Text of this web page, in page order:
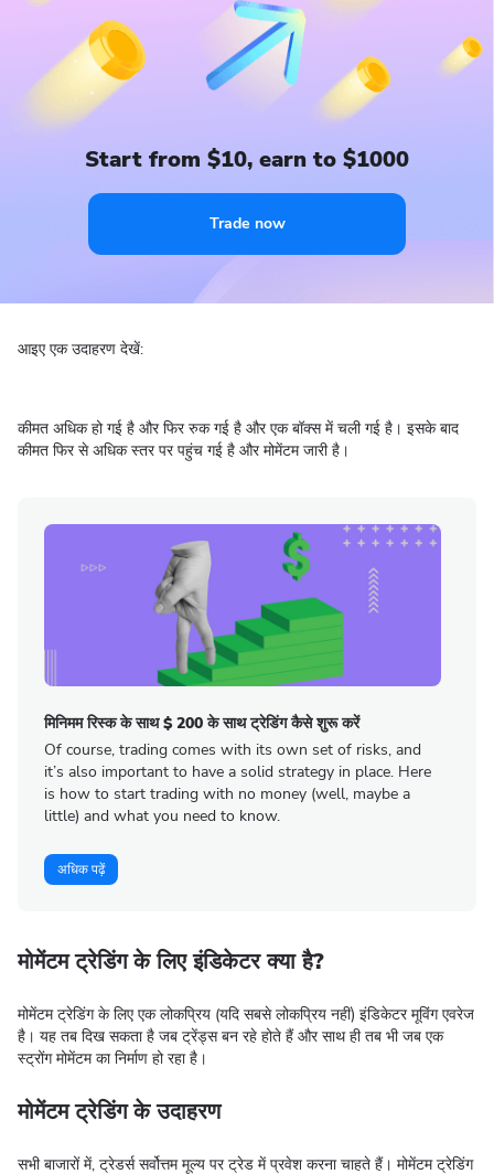
Start from $10, earn to $1000
Trade now
आइए एक उदाहरण देखें:
कीमत अधिक हो गई है और फिर रुक गई है और एक बॉक्स में चली गई है। इसके बाद
कीमत फिर से अधिक स्तर पर पहुंच गई है और मोमेंटम जारी है।
मिनिमम रिस्क के साथ $ 200 के साथ ट्रेडिंग कैसे शुरू करें
Of course, trading comes with its own set of risks, and
it’s also important to have a solid strategy in place. Here
is how to start trading with no money (well, maybe a
little) and what you need to know.
अधिक पढ़ें
मोमेंटम ट्रेडिंग के लिए इंडिकेटर क्या है?
मोमेंटम ट्रेडिंग के लिए एक लोकप्रिय (यदि सबसे लोकप्रिय नहीं) इंडिकेटर मूविंग एवरेज
है। यह तब दिख सकता है जब ट्रेंड्स बन रहे होते हैं और साथ ही तब भी जब एक
स्ट्रोंग मोमेंटम का निर्माण हो रहा है।
मोमेंटम ट्रेडिंग के उदाहरण
सभी बाजारों में, ट्रेडर्स सर्वोत्तम मूल्य पर ट्रेड में प्रवेश करना चाहते हैं। मोमेंटम ट्रेडिंग